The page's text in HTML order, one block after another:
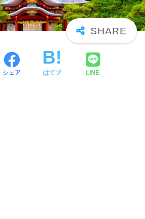
シェア はてブ LINE